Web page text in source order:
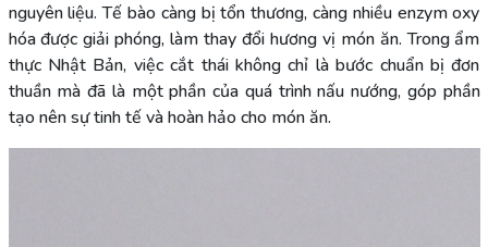
nguyên liệu. Tế bào càng bị tổn thương, càng nhiều enzym oxy
hóa được giải phóng, làm thay đổi hương vị món ăn. Trong ẩm
thực Nhật Bản, việc cắt thái không chỉ là bước chuẩn bị đơn
thuần mà đã là một phần của quá trình nấu nướng, góp phần
tạo nên sự tinh tế và hoàn hảo cho món ăn.